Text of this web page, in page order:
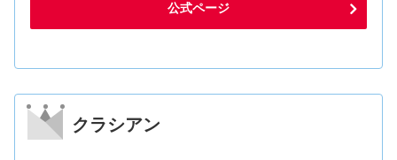
公式ページ
クラシアン